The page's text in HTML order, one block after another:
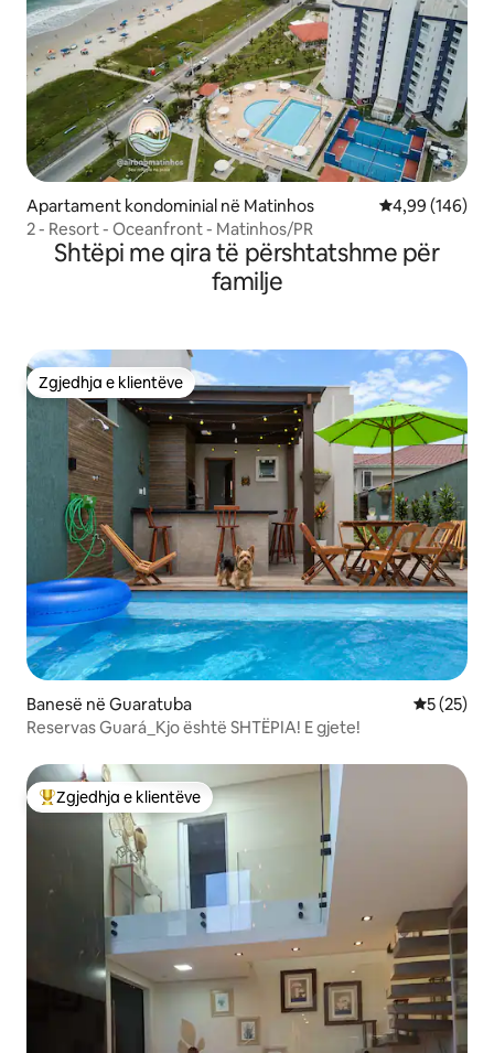
Apartament kondominial në Matinhos Vlerësimi
4,99 (146)
2 - Resort - Oceanfront - Matinhos/PR
Shtëpi me qira të përshtatshme për
familje
Zgjedhja e klientëve
Zgjedhja e klientëve
Banesë në Guaratuba Vlerësimi
5 (25)
Reservas Guará_Kjo është SHTËPIA! E gjete!
Më të mirat e zgjedhjeve të klientëve
Zgjedhja e klientëve